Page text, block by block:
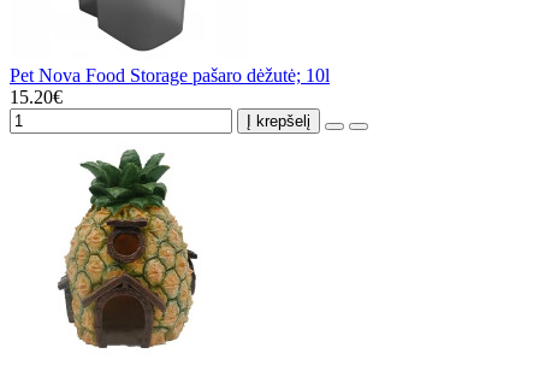
Pet Nova Food Storage pašaro dėžutė; 10l
15.20€
Į krepšelį